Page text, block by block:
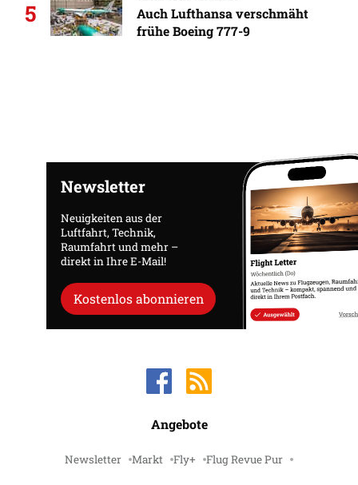
5
Auch Lufthansa verschmäht
frühe Boeing 777-9
Newsletter
Neuigkeiten aus der
Luftfahrt, Technik,
Raumfahrt und mehr –
direkt in Ihre E-Mail!
Kostenlos abonnieren
Angebote
Newsletter Markt Fly+ Flug Revue Pur